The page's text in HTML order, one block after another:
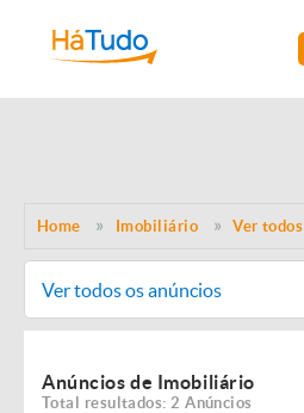
Home Imobiliário Ver todos
Ver todos os anúncios
Anúncios de Imobiliário
Total resultados: 2 Anúncios